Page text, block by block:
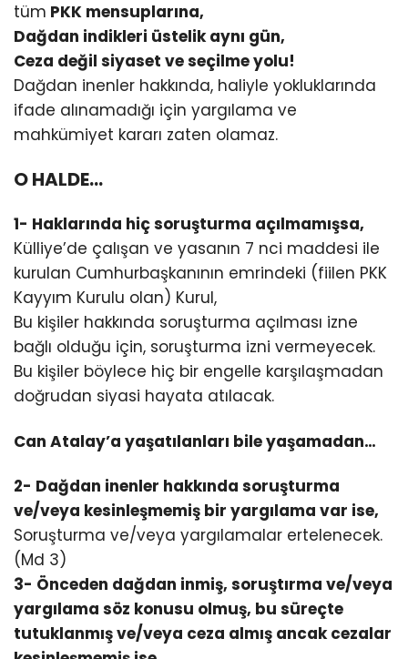
tüm PKK mensuplarına,
Dağdan indikleri üstelik aynı gün,
Ceza değil siyaset ve seçilme yolu!
Dağdan inenler hakkında, haliyle yokluklarında
ifade alınamadığı için yargılama ve
mahkümiyet kararı zaten olamaz.
O HALDE…
1- Haklarında hiç soruşturma açılmamışsa,
Külliye’de çalışan ve yasanın 7 nci maddesi ile
kurulan Cumhurbaşkanının emrindeki (fiilen PKK
Kayyım Kurulu olan) Kurul,
Bu kişiler hakkında soruşturma açılması izne
bağlı olduğu için, soruşturma izni vermeyecek.
Bu kişiler böylece hiç bir engelle karşılaşmadan
doğrudan siyasi hayata atılacak.
Can Atalay’a yaşatılanları bile yaşamadan…
2- Dağdan inenler hakkında soruşturma
ve/veya kesinleşmemiş bir yargılama var ise,
Soruşturma ve/veya yargılamalar ertelenecek.
(Md 3)
3- Önceden dağdan inmiş, soruştırma ve/veya
yargılama söz konusu olmuş, bu süreçte
tutuklanmış ve/veya ceza almış ancak cezalar